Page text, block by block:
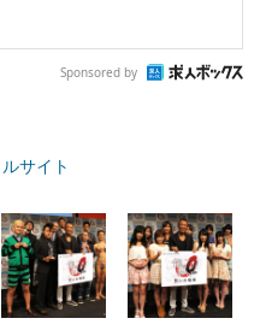
Sponsored by
サイト